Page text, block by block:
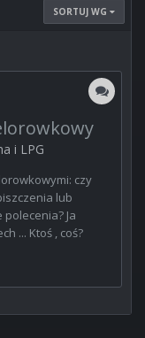
SORTUJ WG
i LPG
czy
lub
Ja
... Ktoś , coś?